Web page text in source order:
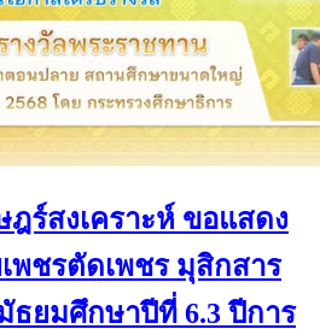
ฎร์สงเคราะห์ ขอแสดง
พชรตัดเพชร มุสิกสาร
ธยมศึกษาปีที่ 6.3 ปีการ